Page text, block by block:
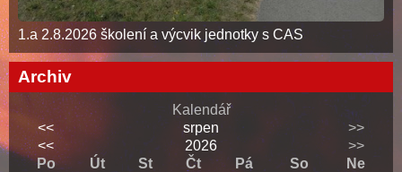
1.a 2.8.2026 školení a výcvik jednotky s CAS
Archiv
Kalendář
<<
srpen
>>
<<
2026
>>
Po
Út St Čt Pá So
Ne